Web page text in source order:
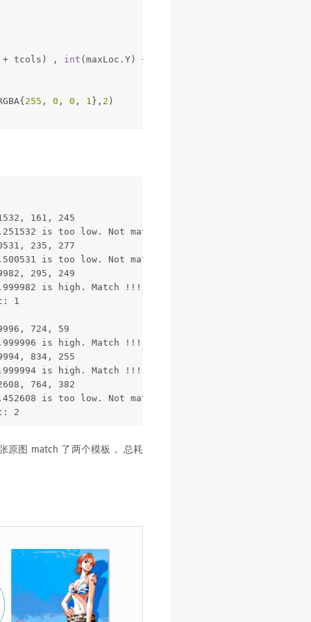
+ tcols) , int (maxLoc.Y) + trows),
255 , 0 , 0 , 1 }, 2 )
161, 245
is too low. Not match
235, 277
is too low. Not match
295, 249
is high. Match !!!
1
724, 59
is high. Match !!!
834, 255
is high. Match !!!
764, 382
is too low. Not match
2
原图 match 了两个模板， 总耗